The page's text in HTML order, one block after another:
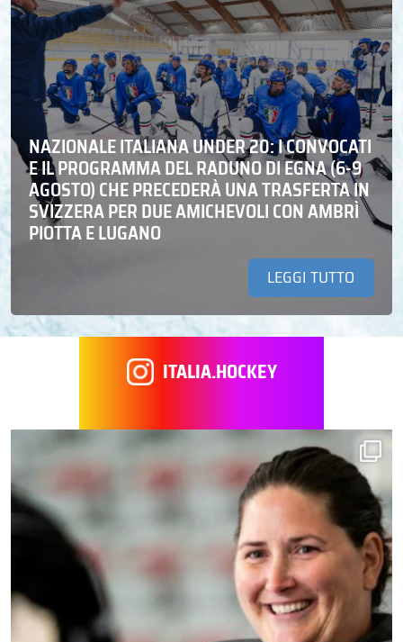
NAZIONALE ITALIANA UNDER 20: I CONVOCATI
E IL PROGRAMMA DEL RADUNO DI EGNA (6-9
AGOSTO) CHE PRECEDERÀ UNA TRASFERTA IN
SVIZZERA PER DUE AMICHEVOLI CON AMBRÌ
PIOTTA E LUGANO
LEGGI TUTTO
ITALIA.HOCKEY